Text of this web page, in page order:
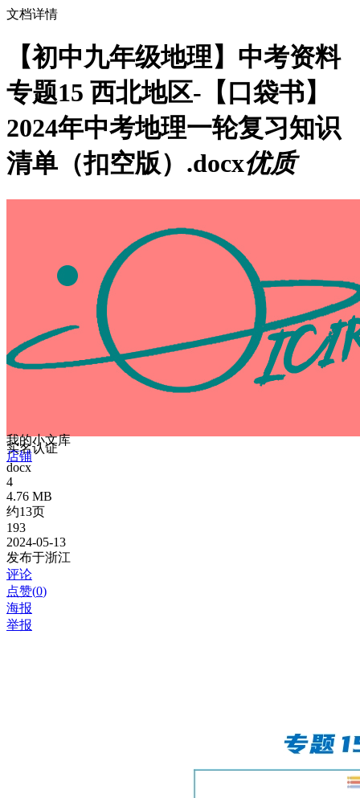
文档详情
【初中九年级地理】中考资料
专题15 西北地区-【口袋书】
2024年中考地理一轮复习知识
清单（扣空版）.docx优质
我的小文库
实名认证
店铺
docx
4
4.76 MB
约13页
193
2024-05-13
发布于浙江
评论
点赞(0)
海报
举报